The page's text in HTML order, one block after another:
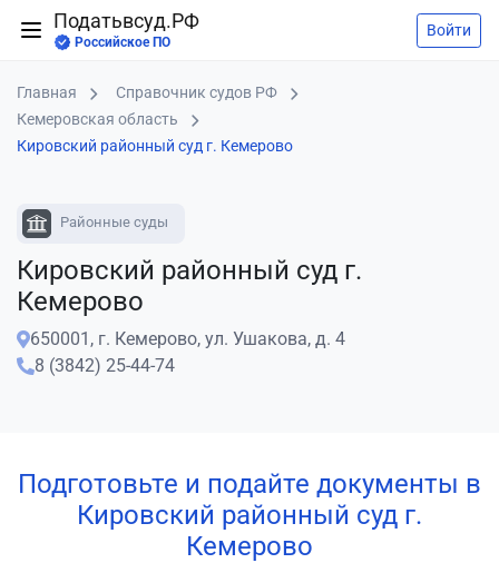
Податьвсуд.РФ
Российское ПО
Войти
Главная
Справочник судов РФ
Кемеровская область
Кировский районный суд г. Кемерово
Районные суды
Кировский районный суд г.
Кемерово
650001, г. Кемерово, ул. Ушакова, д. 4
8 (3842) 25-44-74
Подготовьте и подайте документы в
Кировский районный суд г.
Кемерово